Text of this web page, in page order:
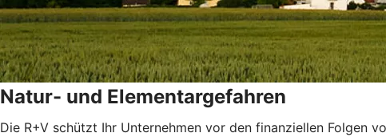
Natur- und Elementargefahren
Die R+V schützt Ihr Unternehmen vor den finanziellen Folgen